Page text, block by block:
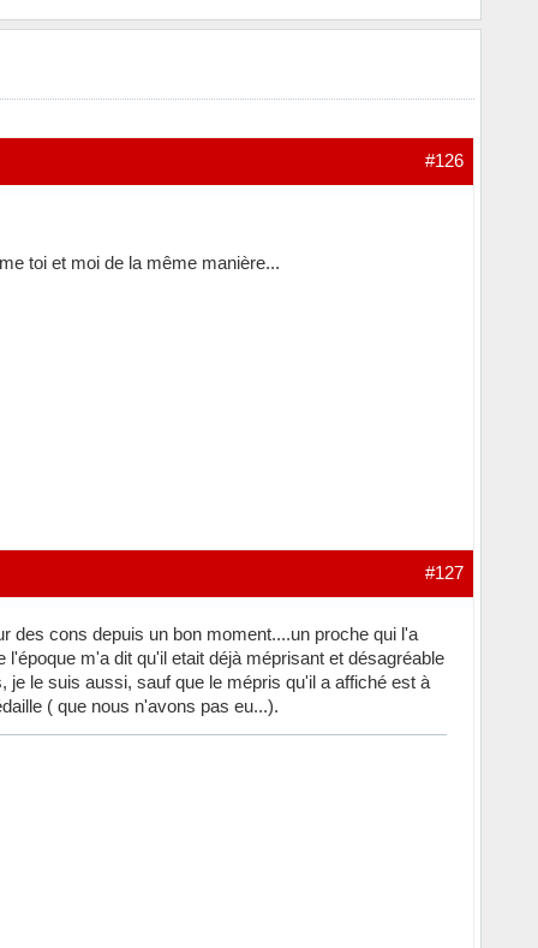
#126
toi et moi de la même manière...
#127
des cons depuis un bon moment....un proche qui l'a
m'a dit qu'il etait déjà méprisant et désagréable
le suis aussi, sauf que le mépris qu'il a affiché est à
( que nous n'avons pas eu...).